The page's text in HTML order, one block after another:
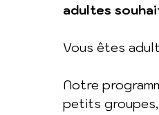
adultes
Vous êtes
Notre
petits